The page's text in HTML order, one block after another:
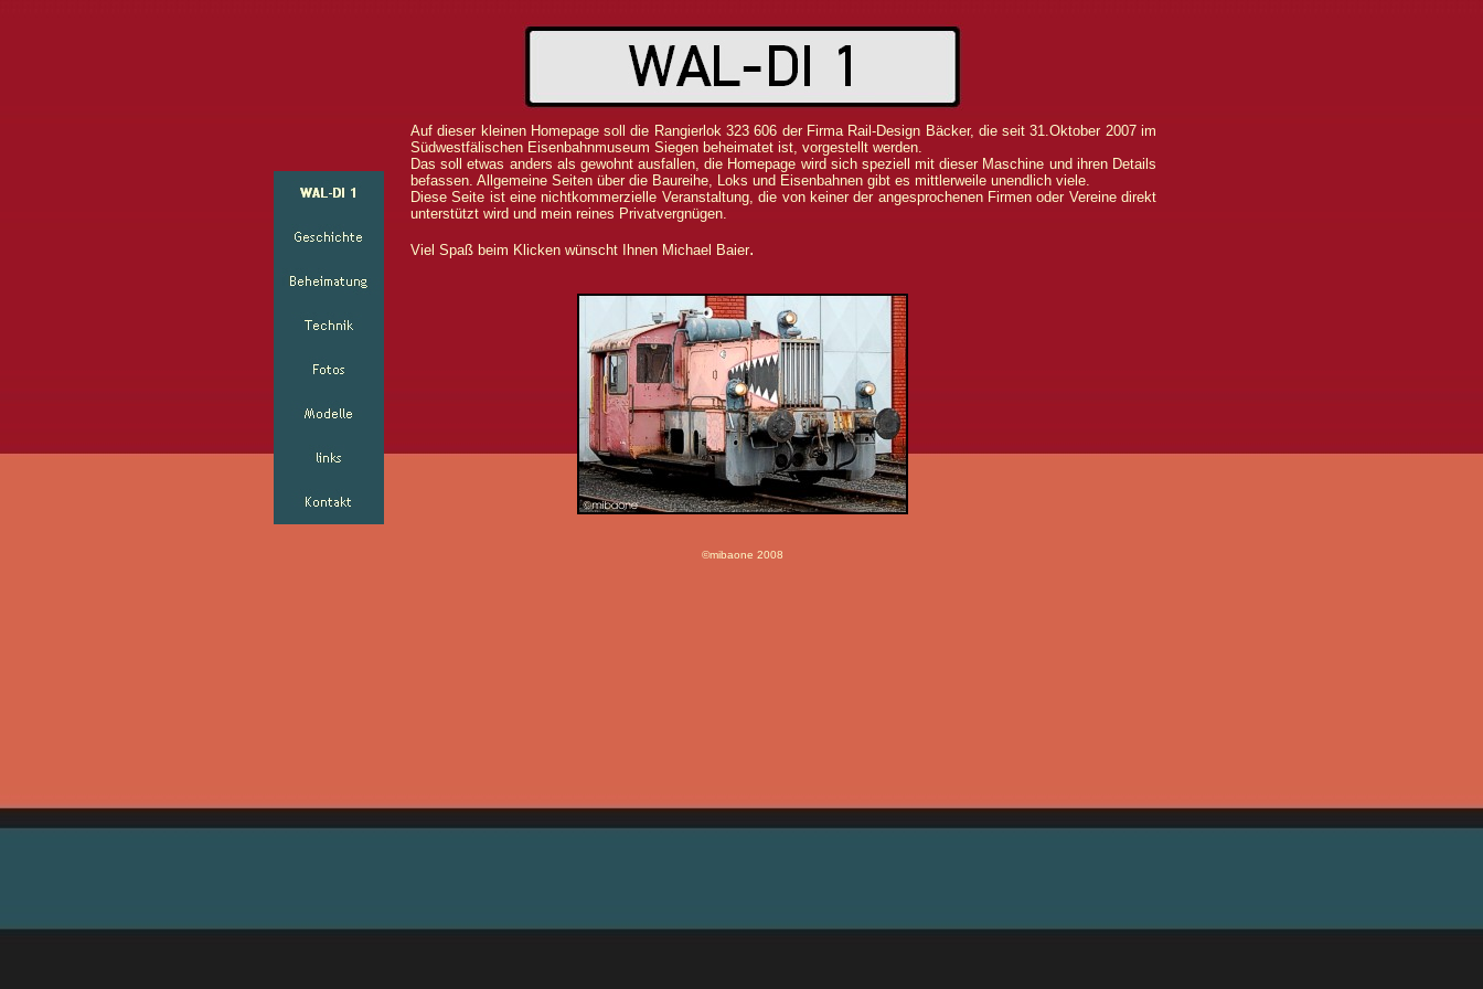
Auf dieser kleinen Homepage soll die Rangierlok 323 606 der Firma Rail-Design Bäcker, die seit 31.Oktober 2007 im
Südwestfälischen Eisenbahnmuseum Siegen beheimatet ist, vorgestellt werden.
Das soll etwas anders als gewohnt ausfallen, die Homepage wird sich speziell mit dieser Maschine und ihren Details
befassen. Allgemeine Seiten über die Baureihe, Loks und Eisenbahnen gibt es mittlerweile unendlich viele.
Diese Seite ist eine nichtkommerzielle Veranstaltung, die von keiner der angesprochenen Firmen oder Vereine direkt
unterstützt wird und mein reines Privatvergnügen.
Viel Spaß beim Klicken wünscht Ihnen Michael Baier.
©mibaone 2008